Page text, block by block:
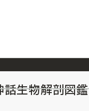
7/23
話生物解剖図鑑